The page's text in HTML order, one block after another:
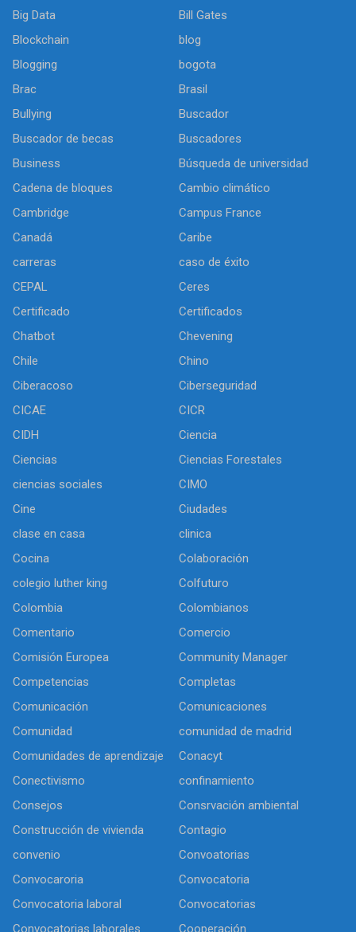
Big Data
Bill Gates
Blockchain
blog
Blogging
bogota
Brac
Brasil
Bullying
Buscador
Buscador de becas
Buscadores
Business
Búsqueda de universidad
Cadena de bloques
Cambio climático
Cambridge
Campus France
Canadá
Caribe
carreras
caso de éxito
CEPAL
Ceres
Certificado
Certificados
Chatbot
Chevening
Chile
Chino
Ciberacoso
Ciberseguridad
CICAE
CICR
CIDH
Ciencia
Ciencias
Ciencias Forestales
ciencias sociales
CIMO
Cine
Ciudades
clase en casa
clinica
Cocina
Colaboración
colegio luther king
Colfuturo
Colombia
Colombianos
Comentario
Comercio
Comisión Europea
Community Manager
Competencias
Completas
Comunicación
Comunicaciones
Comunidad
comunidad de madrid
Comunidades de aprendizaje
Conacyt
Conectivismo
confinamiento
Consejos
Consrvación ambiental
Construcción de vivienda
Contagio
convenio
Convoatorias
Convocaroria
Convocatoria
Convocatoria laboral
Convocatorias
Convocatorias laborales
Cooperación